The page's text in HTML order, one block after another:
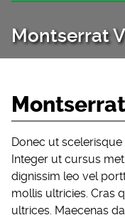
Montserrat
Donec ut
Integer ut cursus
dignissim leo vel
mollis ultricies. Cras
ultrices. Maecenas